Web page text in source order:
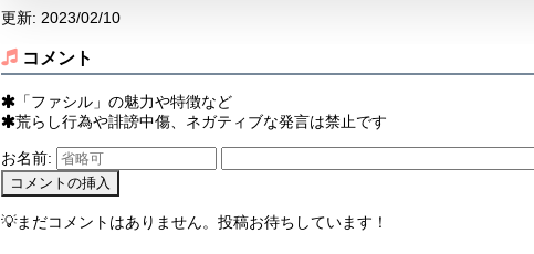
更新: 2023/02/10
コメント
「ファシル」の魅力や特徴など
荒らし行為や誹謗中傷、ネガティブな発言は禁止です
お名前:
💡まだコメントはありません。投稿お待ちしています！